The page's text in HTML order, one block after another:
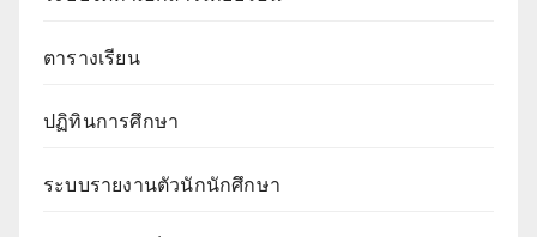
ตารางเรียน
ปฏิทินการศึกษา
ระบบรายงานตัวนักนักศึกษา